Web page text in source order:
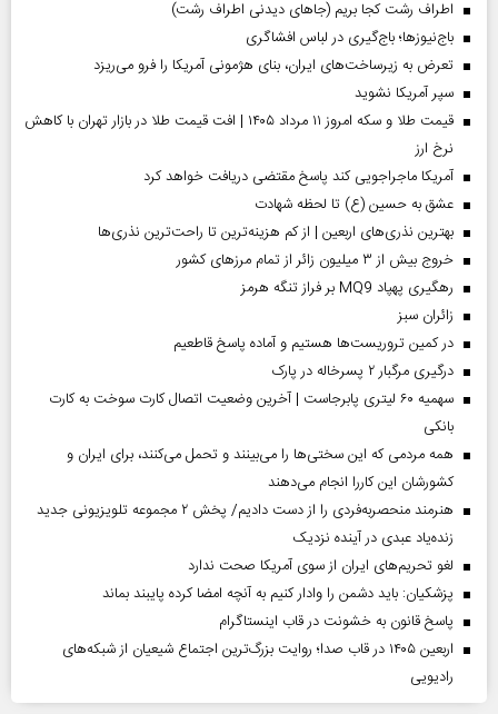
اطراف رشت کجا بریم (جاهای دیدنی اطراف رشت)
باج‌نیوزها؛ باج‌گیری در لباس افشاگری
تعرض به زیرساخت‌های ایران، بنای هژمونی آمریکا را فرو می‌ریزد
سپر آمریکا نشوید
قیمت طلا و سکه امروز ۱۱ مرداد ۱۴۰۵ | افت قیمت طلا در بازار تهران با کاهش
نرخ ارز
آمریکا ماجراجویی کند پاسخ مقتضی دریافت خواهد کرد
عشق به حسین (ع) تا لحظه شهادت
بهترین نذری‌های اربعین | از کم هزینه‌ترین تا راحت‌ترین نذری‌ها
خروج بیش از ۳ میلیون زائر از تمام مرز‌های کشور
رهگیری پهپاد MQ9 بر فراز تنگه هرمز
‌زائران سبز
در کمین تروریست‌ها هستیم و آماده پاسخ قاطعیم
درگیری مرگبار ۲ پسرخاله در پارک
سهمیه ۶۰ لیتری پابرجاست | آخرین وضعیت اتصال کارت سوخت به کارت
بانکی
همه مردمی که این سختی‌ها را می‌بینند و تحمل می‌کنند، برای ایران و
کشورشان این کاررا انجام می‌دهند
هنرمند منحصر‌به‌فردی را از دست دادیم/ پخش ۲ مجموعه تلویزیونی جدید
زنده‌یاد عبدی در آینده نزدیک
لغو تحریم‌های ایران از سوی آمریکا صحت ندارد
پزشکیان: باید دشمن را وادار کنیم به آنچه امضا کرده پایبند بماند
پاسخ قانون به خشونت در قاب اینستاگرام
اربعین ۱۴۰۵ در قاب صدا؛ روایت بزرگ‌ترین اجتماع شیعیان از شبکه‌های
رادیویی